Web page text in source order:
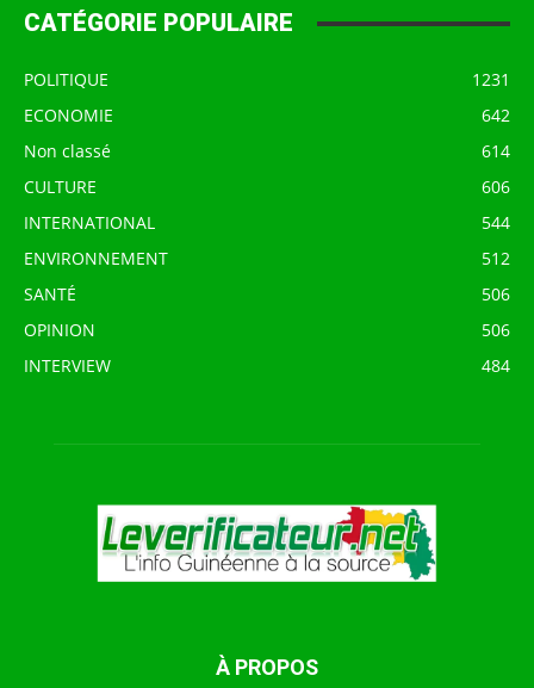
CATÉGORIE POPULAIRE
POLITIQUE
1231
ECONOMIE
642
Non classé
614
CULTURE
606
INTERNATIONAL
544
ENVIRONNEMENT
512
SANTÉ
506
OPINION
506
INTERVIEW
484
À PROPOS